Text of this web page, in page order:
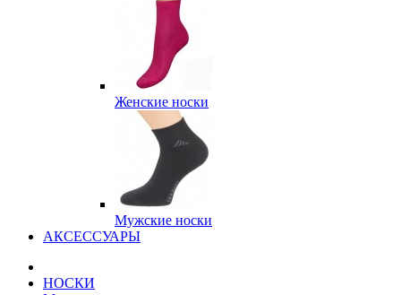
Женские носки
Мужские носки
АКСЕССУАРЫ
НОСКИ